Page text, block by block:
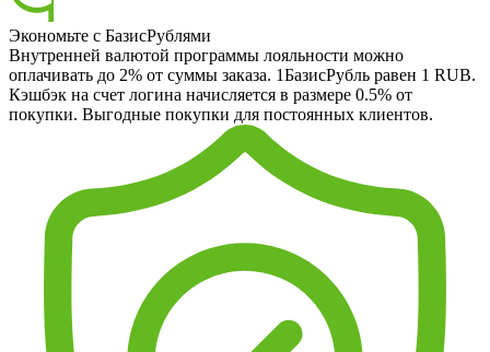
Экономьте с БазисРублями
Внутренней валютой программы лояльности можно
оплачивать до 2% от суммы заказа. 1БазисРубль равен 1 RUB.
Кэшбэк на счет логина начисляется в размере 0.5% от
покупки. Выгодные покупки для постоянных клиентов.